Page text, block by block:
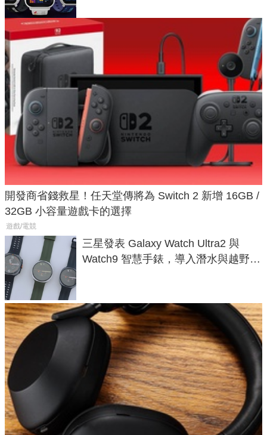
開發商省錢救星！任天堂傳將為 Switch 2 新增 16GB /
32GB 小容量遊戲卡的選擇
遊戲/電競
三星發表 Galaxy Watch Ultra2 與
Watch9 智慧手錶，導入潛水與越野跑